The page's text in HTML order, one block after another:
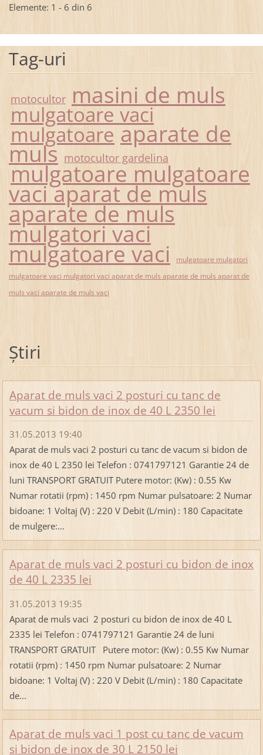
Elemente: 1 - 6 din 6
Tag-uri
motocultor masini de muls
mulgatoare vaci
mulgatoare aparate de
muls motocultor gardelina
mulgatoare mulgatoare
vaci aparat de muls
aparate de muls
mulgatori vaci
mulgatoare vaci
mulgatoare mulgatori
mulgatoare vaci mulgatori vaci aparat de muls aparate de muls aparat de
muls vaci aparate de muls vaci
Ştiri
Aparat de muls vaci 2 posturi cu tanc de
vacum si bidon de inox de 40 L 2350 lei
31.05.2013 19:40
Aparat de muls vaci 2 posturi cu tanc de vacum si bidon de
inox de 40 L 2350 lei Telefon : 0741797121 Garantie 24 de
luni TRANSPORT GRATUIT Putere motor: (Kw) : 0.55 Kw
Numar rotatii (rpm) : 1450 rpm Numar pulsatoare: 2 Numar
bidoane: 1 Voltaj (V) : 220 V Debit (L/min) : 180 Capacitate
de mulgere:...
Aparat de muls vaci 2 posturi cu bidon de inox
de 40 L 2335 lei
31.05.2013 19:35
Aparat de muls vaci 2 posturi cu bidon de inox de 40 L
2335 lei Telefon : 0741797121 Garantie 24 de luni
TRANSPORT GRATUIT Putere motor: (Kw) : 0.55 Kw Numar
rotatii (rpm) : 1450 rpm Numar pulsatoare: 2 Numar
bidoane: 1 Voltaj (V) : 220 V Debit (L/min) : 180 Capacitate
de...
Aparat de muls vaci 1 post cu tanc de vacum
si bidon de inox de 30 L 2150 lei